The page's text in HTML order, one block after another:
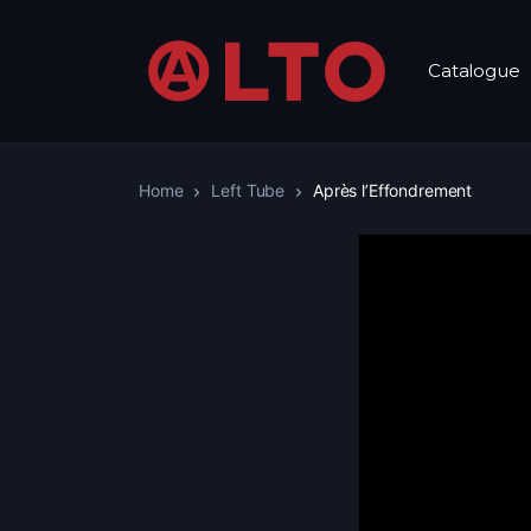
Catalogue
Home Left Tube Après l’Effondrement